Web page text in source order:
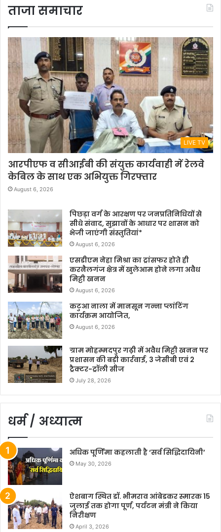
ताजा समाचार
LIVE TV
आरपीएफ व सीआईबी की संयुक्त कार्यवाही में रेलवे
केबिल के साथ एक अभियुक्त गिरफ्तार
August 6, 2026
पिछड़ा वर्ग के आरक्षण पर जनप्रतिनिधियों से
सीधे संवाद, सुझावों के आधार पर शासन को
भेजी जाएंगी संस्तुतियां*
August 6, 2026
एसडीएम नेहा मिश्रा का ट्रांसफर होते ही
करनैलगंज क्षेत्र में खुलेआम होने लगा अवैध
मिट्टी खनन
August 6, 2026
कटुआ नाला में मानसून गन्ना प्लांटिंग
कार्यक्रम आयोजित,
August 6, 2026
ग्राम मोहम्मदपुर गढ़ी में अवैध मिट्टी खनन पर
प्रशासन की बड़ी कार्रवाई, 3 जेसीबी एवं 2
ट्रैक्टर-ट्रॉली सीज
July 28, 2026
धर्म / अध्यात्म
अधिक पूर्णिमा कहलाती है ‘सर्व सिद्धिदायिनी’
May 30, 2026
ऐशबाग स्थित डॉ. भीमराव आंबेडकर स्मारक 15
जुलाई तक होगा पूर्ण, पर्यटन मंत्री ने किया
निरीक्षण
April 3, 2026